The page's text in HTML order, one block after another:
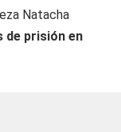
Natacha
de prisión en